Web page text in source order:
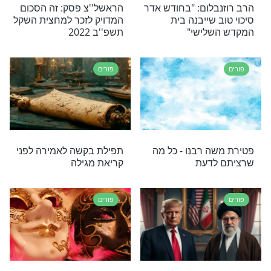
מביא דברי תורה לכבוד חג הפורים שיגרמו
אמיתית מתוך קדושה. צפו כעת
לא יתבטל
פורים
פורים הוא הזמן בו חוקי
הטבע מתבטלים